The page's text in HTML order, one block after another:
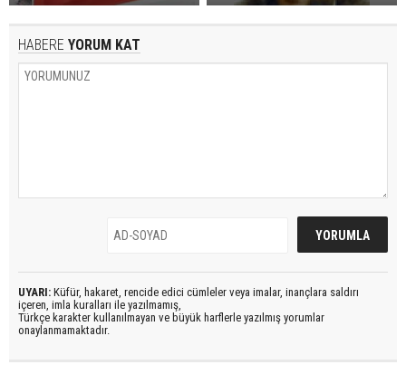
HABERE YORUM KAT
UYARI: Küfür, hakaret, rencide edici cümleler veya imalar, inançlara saldırı
içeren, imla kuralları ile yazılmamış,
Türkçe karakter kullanılmayan ve büyük harflerle yazılmış yorumlar
onaylanmamaktadır.